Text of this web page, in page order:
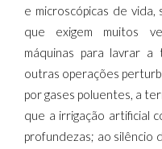
e microscópicas de
que exigem muitos
máquinas para lavrar a
outras operações
por gases poluentes, a
que a irrigação artificial
profundezas; ao silêncio